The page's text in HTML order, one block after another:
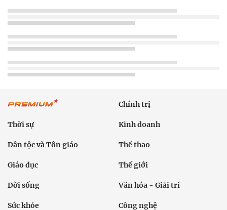
Chính trị
Thời sự Kinh doanh
Dân tộc và Tôn giáo Thể thao
Giáo dục Thế giới
Đời sống Văn hóa - Giải trí
Sức khỏe Công nghệ